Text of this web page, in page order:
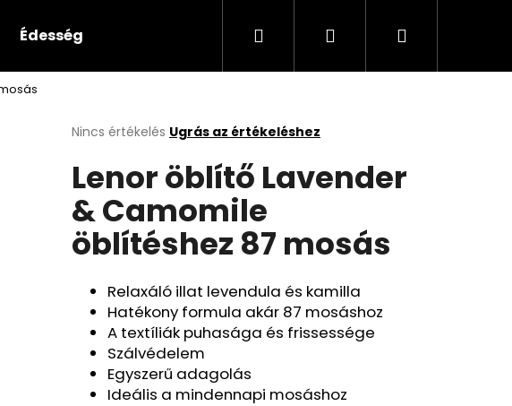
Édesség Cappuccino, kávé, olaj, italok Üzleti feltételek
KeresésBejelentkezés
Kosár
A
átlagos
értékelése
5-
ből
0,0
csillag.
Nincs értékelés Ugrás az értékeléshez
Lenor öblítő Lavender
& Camomile
öblítéshez 87 mosás
Relaxáló illat levendula és kamilla
Hatékony formula akár 87 mosáshoz
A textíliák puhasága és frissessége
Szálvédelem
Egyszerű adagolás
Ideális a mindennapi mosáshoz